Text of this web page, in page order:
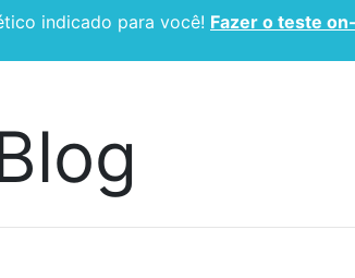
indicado para você! Fazer o teste